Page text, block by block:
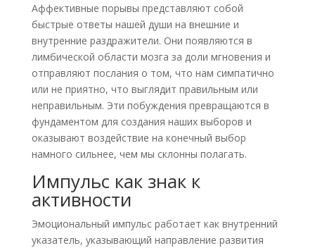
Аффективные порывы представляют собой
быстрые ответы нашей души на внешние и
внутренние раздражители. Они появляются в
лимбической области мозга за доли мгновения и
отправляют послания о том, что нам симпатично
или не приятно, что выглядит правильным или
неправильным. Эти побуждения превращаются в
фундаментом для создания наших выборов и
оказывают воздействие на конечный выбор
намного сильнее, чем мы склонны полагать.
Импульс как знак к
активности
Эмоциональный импульс работает как внутренний
указатель, указывающий направление развития